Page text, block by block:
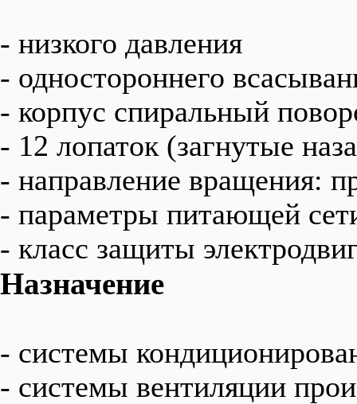
- низкого давления
- одностороннего
- корпус спиральный
- 12 лопаток (загнутые
- направление вращения:
- параметры питающей
- класс защиты
Назначение
- системы
- системы вентиляции